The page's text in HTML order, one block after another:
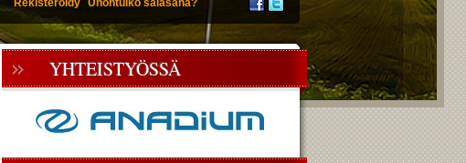
Rekisteröidy Unohtuiko salasana?
YHTEISTYÖSSÄ